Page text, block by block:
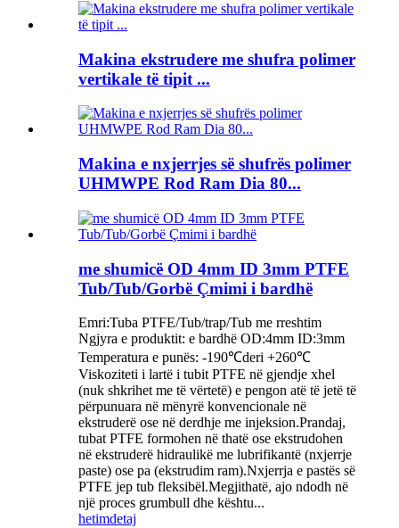
Makina ekstrudere me shufra polimer
vertikale të tipit ...
Makina e nxjerrjes së shufrës polimer
UHMWPE Rod Ram Dia 80...
me shumicë OD 4mm ID 3mm PTFE
Tub/Tub/Gorbë Çmimi i bardhë
Emri:Tuba PTFE/Tub/trap/Tub me rreshtim
Ngjyra e produktit: e bardhë OD:4mm ID:3mm
Temperatura e punës: -190℃deri +260℃
Viskoziteti i lartë i tubit PTFE në gjendje xhel
(nuk shkrihet me të vërtetë) e pengon atë të jetë të
përpunuara në mënyrë konvencionale në
ekstruderë ose në derdhje me injeksion.Prandaj,
tubat PTFE formohen në thatë ose ekstrudohen
në ekstruderë hidraulikë me lubrifikantë (nxjerrje
paste) ose pa (ekstrudim ram).Nxjerrja e pastës së
PTFE jep tub fleksibël.Megjithatë, ajo ndodh në
një proces grumbull dhe kështu...
hetimdetaj